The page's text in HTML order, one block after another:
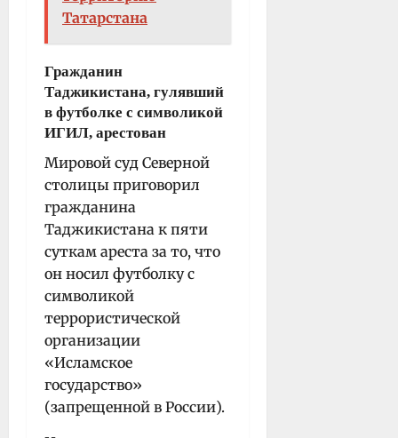
Татарстана
Гражданин
Таджикистана, гулявший
в футболке с символикой
ИГИЛ, арестован
Мировой суд Северной
столицы приговорил
гражданина
Таджикистана к пяти
суткам ареста за то, что
он носил футболку с
символикой
террористической
организации
«Исламское
государство»
(запрещенной в России).